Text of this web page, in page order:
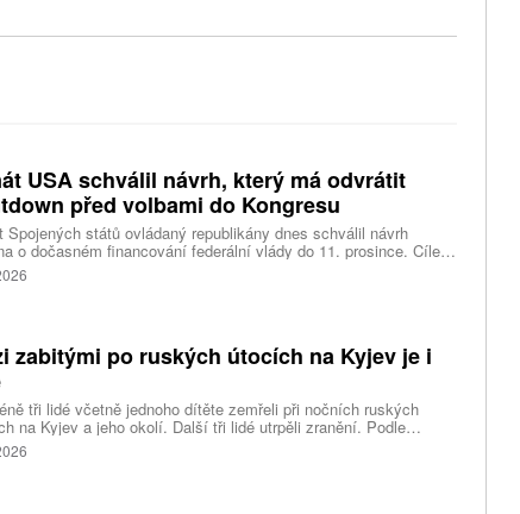
USA schválil návrh, který má odvrátit
před volbami do Kongresu
Spojených států ovládaný republikány dnes schválil návrh
o dočasném financování federální vlády do 11. prosince. Cílem
je předejít před listopadovými volbami do Kongresu
shutdownu, tedy omezení chodu vlády v důsledku
zabitými po ruských útocích na Kyjev je i
tři lidé včetně jednoho dítěte zemřeli při nočních ruských
na Kyjev a jeho okolí. Další tři lidé utrpěli zranění. Podle
úřadů Rusové použili mimo jiné balistické rakety.